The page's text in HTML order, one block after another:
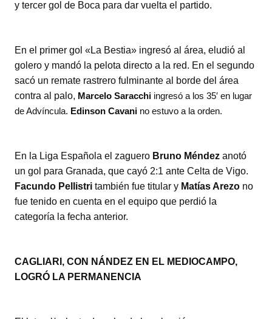
y tercer gol de Boca para dar vuelta el partido.
En el primer gol «La Bestia» ingresó al área, eludió al
golero y mandó la pelota directo a la red. En el segundo
sacó un remate rastrero fulminante al borde del área
contra al palo, Marcelo Saracchi ingresó a los 35′ en lugar
de Advíncula. Edinson Cavani no estuvo a la orden.
En la Liga Española el zaguero Bruno Méndez anotó
un gol para Granada, que cayó 2:1 ante Celta de Vigo.
Facundo Pellistri también fue titular y Matías Arezo no
fue tenido en cuenta en el equipo que perdió la
categoría la fecha anterior.
CAGLIARI, CON NÁNDEZ EN EL MEDIOCAMPO,
LOGRÓ LA PERMANENCIA